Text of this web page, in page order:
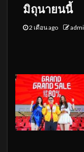
มิถุนายนนี้
2 เดือน ago